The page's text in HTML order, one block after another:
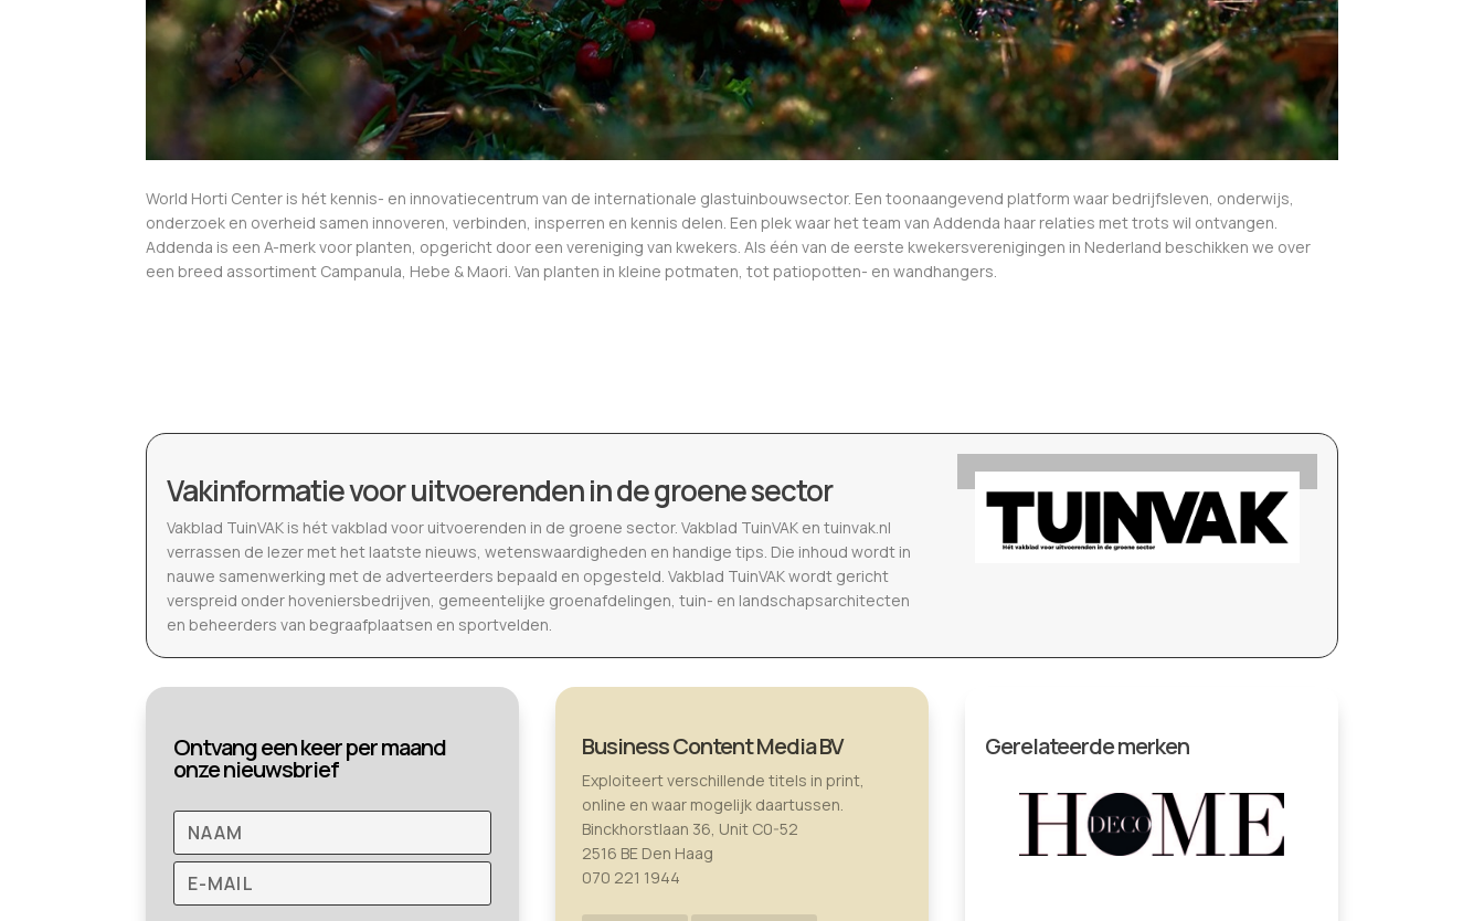
World Horti Center is hét kennis- en innovatiecentrum van de internationale glastuinbouwsector. Een toonaangevend platform waar bedrijfsleven, onderwijs,
onderzoek en overheid samen innoveren, verbinden, insperren en kennis delen. Een plek waar het team van Addenda haar relaties met trots wil ontvangen.
Addenda is een A-merk voor planten, opgericht door een vereniging van kwekers. Als één van de eerste kwekersverenigingen in Nederland beschikken we over
een breed assortiment Campanula, Hebe & Maori. Van planten in kleine potmaten, tot patiopotten- en wandhangers.
Vakinformatie voor uitvoerenden in de groene sector
Vakblad TuinVAK is hét vakblad voor uitvoerenden in de groene sector. Vakblad TuinVAK en tuinvak.nl
verrassen de lezer met het laatste nieuws, wetenswaardigheden en handige tips. Die inhoud wordt in
nauwe samenwerking met de adverteerders bepaald en opgesteld. Vakblad TuinVAK wordt gericht
verspreid onder hoveniersbedrijven, gemeentelijke groenafdelingen, tuin- en landschapsarchitecten
en beheerders van begraafplaatsen en sportvelden.
Ontvang een keer per maand
onze nieuwsbrief
Business Content Media BV
Exploiteert verschillende titels in print,
online en waar mogelijk daartussen.
Binckhorstlaan 36, Unit C0-52
2516 BE Den Haag
070 221 1944
Gerelateerde merken